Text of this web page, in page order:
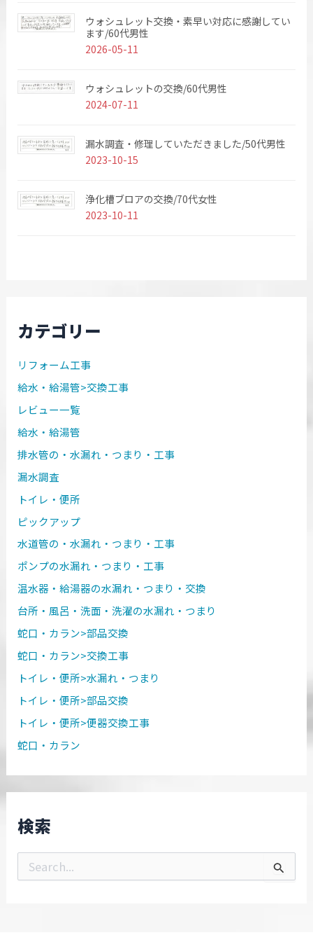
ウォシュレット交換・素早い対応に感謝してい
ます/60代男性
2026-05-11
ウォシュレットの交換/60代男性
2024-07-11
漏水調査・修理していただきました/50代男性
2023-10-15
浄化槽ブロアの交換/70代女性
2023-10-11
カテゴリー
リフォーム工事
給水・給湯管>交換工事
レビュー一覧
給水・給湯管
排水管の・水漏れ・つまり・工事
漏水調査
トイレ・便所
ピックアップ
水道管の・水漏れ・つまり・工事
ポンプの水漏れ・つまり・工事
温水器・給湯器の水漏れ・つまり・交換
台所・風呂・洗面・洗濯の水漏れ・つまり
蛇口・カラン>部品交換
蛇口・カラン>交換工事
トイレ・便所>水漏れ・つまり
トイレ・便所>部品交換
トイレ・便所>便器交換工事
蛇口・カラン
検索
索